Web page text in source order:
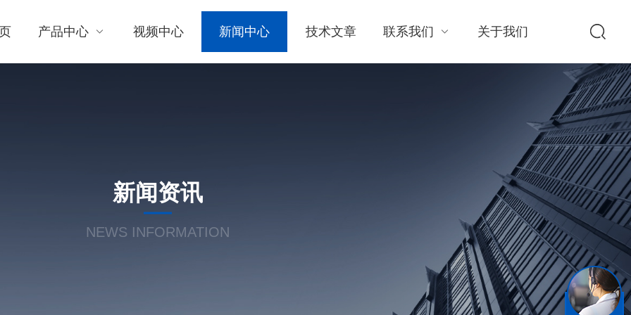
产品中心 视频中心 新闻中心 技术文章 联系我们 关于我们
新闻资讯
NEWS INFORMATION